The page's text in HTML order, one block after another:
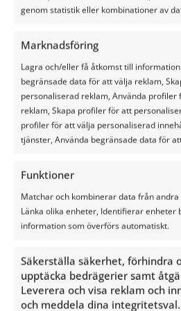
genom statistik eller kombinationer av
Marknadsföring
Lagra och/eller få åtkomst till
begränsade data för att välja reklam,
personaliserad reklam, Använda
reklam, Skapa profiler för att
profiler för att välja personaliserad
tjänster, Använda begränsade data för
Funktioner
Matchar och kombinerar data från andra
Länka olika enheter, Identifierar enheter
information som överförs automatiskt.
Säkerställa säkerhet, förhindra
upptäcka bedrägerier samt
Leverera och visa reklam och
och meddela dina integritetsval.
Jouw
niemand begrijpt. Wij weten
eenvoudige wijze en jij draagt
jong bedrijf, dus we verwachten
verfrissende en vernieuwende
verbazen hoe snel we die dan
Silage Safe. Je hebt contact
potentiële klanten, helpt ze bij
productontwikkeling (‘als we
doen is dat dan niet beter?’) en